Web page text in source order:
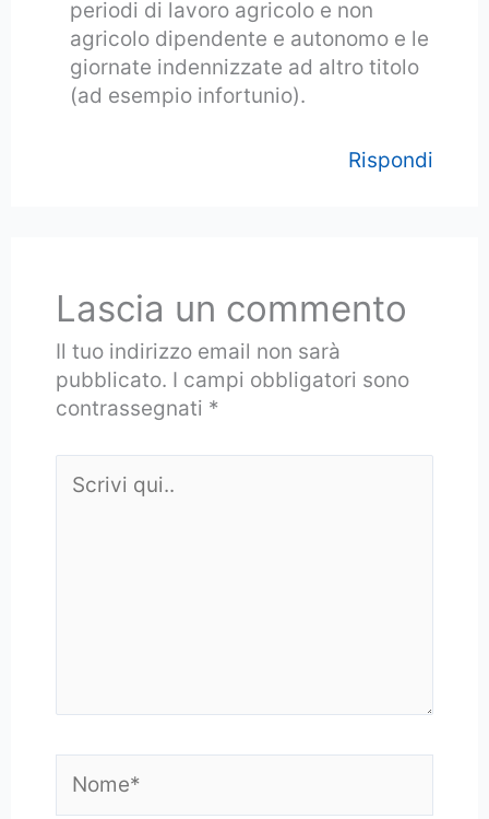
periodi di lavoro agricolo e non
agricolo dipendente e autonomo e le
giornate indennizzate ad altro titolo
(ad esempio infortunio).
Rispondi
Lascia un commento
Il tuo indirizzo email non sarà
pubblicato. I campi obbligatori sono
contrassegnati *
qui..